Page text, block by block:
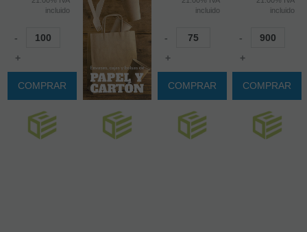
incluido
-
+
COMPRAR
incluido
-
+
COMPRAR
incluido
-
+
COMPRAR